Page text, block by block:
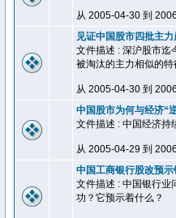
从 2005-04-30 到
见证中国股市四批主
文件描述 : 深沪股市迄
被淘汰的主力相似的特
从 2005-04-30 到
中国股市为何与经济“
文件描述 : 中国经济持
从 2005-04-29 到
中国工商银行股改预
文件描述 : 中国银行业
功？它预示着什么？